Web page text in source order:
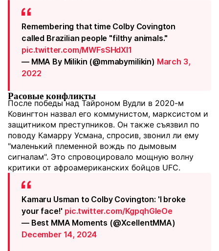
Remembering that time Colby Covington
called Brazilian people "filthy animals."
pic.twitter.com/MWFsSHdXI1
— MMA By Milikin (@mmabymilikin) March 3,
2022
Расовые конфликты
После победы над Тайроном Вудли в 2020-м
Ковингтон назвал его коммунистом, марксистом и
защитником преступников. Он также съязвил по
поводу Камарру Усмана, спросив, звонил ли ему
"маленький племенной вождь по дымовым
сигналам". Это спровоцировало мощную волну
критики от афроамериканских бойцов UFC.
Kamaru Usman to Colby Covington: 'I broke
your face!' pic.twitter.com/KgpqhGleOe
— Best MMA Moments (@XcellentMMA)
December 14, 2024